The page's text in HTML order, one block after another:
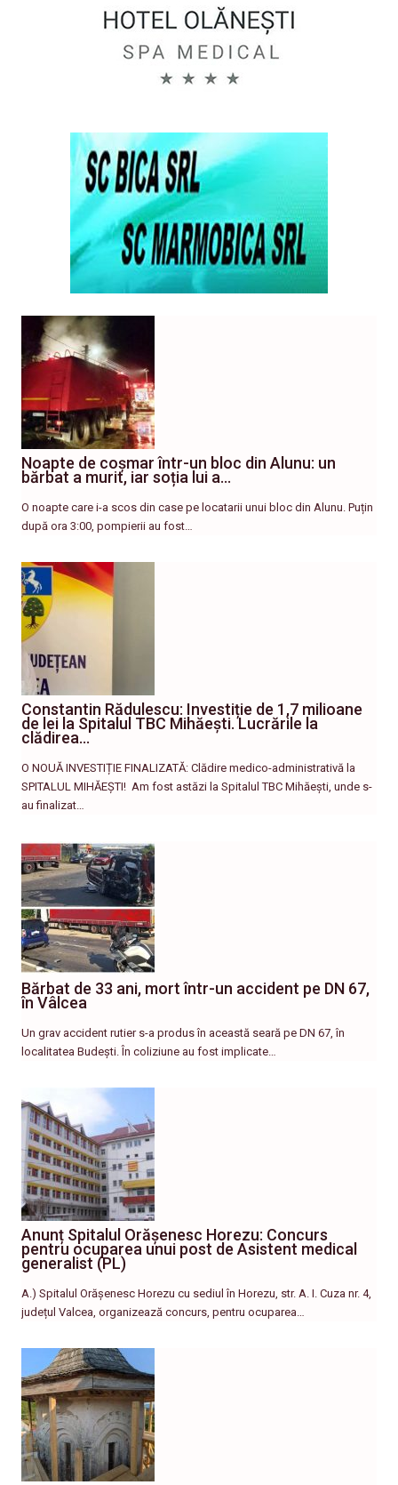
Noapte de coșmar într-un bloc din Alunu: un
bărbat a murit, iar soția lui a…
O noapte care i-a scos din case pe locatarii unui bloc din Alunu. Puțin
după ora 3:00, pompierii au fost…
Constantin Rădulescu: Investiție de 1,7 milioane
de lei la Spitalul TBC Mihăești. Lucrările la
clădirea…
O NOUĂ INVESTIȚIE FINALIZATĂ: Clădire medico-administrativă la
SPITALUL MIHĂEȘTI! ​ Am fost astăzi la Spitalul TBC Mihăești, unde s-
au finalizat…
Bărbat de 33 ani, mort într-un accident pe DN 67,
în Vâlcea
Un grav accident rutier s-a produs în această seară pe DN 67, în
localitatea Budești. În coliziune au fost implicate…
Anunț Spitalul Orășenesc Horezu: Concurs
pentru ocuparea unui post de Asistent medical
generalist (PL)
A.) Spitalul Orășenesc Horezu cu sediul în Horezu, str. A. I. Cuza nr. 4,
județul Valcea, organizează concurs, pentru ocuparea…